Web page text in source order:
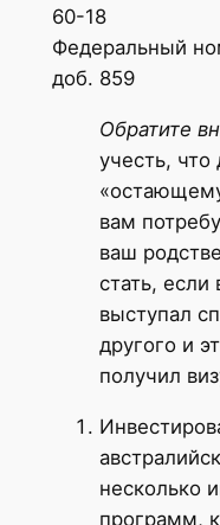
60-18
Федеральный
доб. 859
Обратите
учесть,
вам
ваш
стать,
выступал
другого и
получил
несколько
программ,